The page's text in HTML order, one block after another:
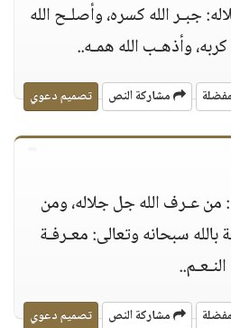
جبـر الله كسره، وأصلـح الله
وأذهـب الله همـه..
مشاركة النص تصميم دعوي
من عـرف الله جل جلاله، ومن
بالله سبحانه وتعالى: معـرفـة
النـعـم..
مشاركة النص تصميم دعوي